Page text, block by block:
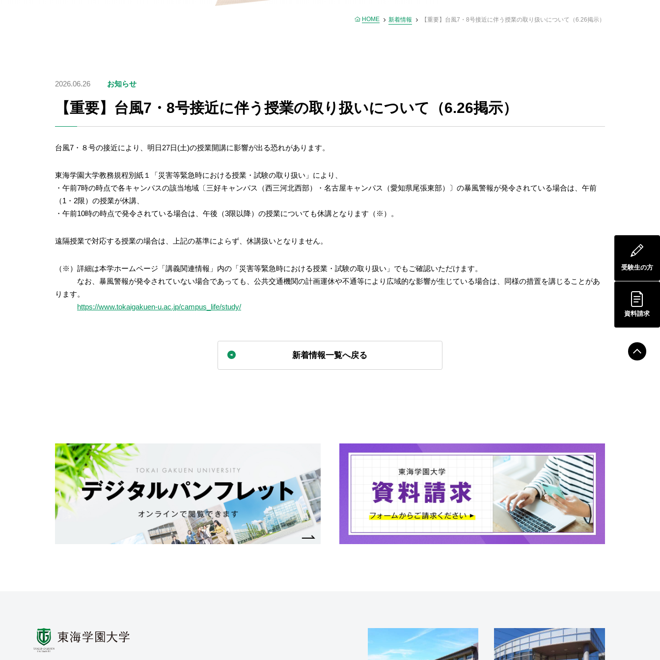
HOME 新着情報 【重要】台風7・8号接近に伴う授業の取り扱いについて（6.26掲示）
2026.06.26 お知らせ
【重要】台風7・8号接近に伴う授業の取り扱いについて（6.26掲示）
台風7・８号の接近により、明日27日(土)の授業開講に影響が出る恐れがあります。
東海学園大学教務規程別紙１「災害等緊急時における授業・試験の取り扱い」により、
・午前7時の時点で各キャンパスの該当地域〔三好キャンパス（西三河北西部）・名古屋キャンパス（愛知県尾張東部）〕の暴風警報が発令されている場合は、午前
（1・2限）の授業が休講、
・午前10時の時点で発令されている場合は、午後（3限以降）の授業についても休講となります（※）。
遠隔授業で対応する授業の場合は、上記の基準によらず、休講扱いとなりません。
（※）詳細は本学ホームページ「講義関連情報」内の「災害等緊急時における授業・試験の取り扱い」でもご確認いただけます。
なお、暴風警報が発令されていない場合であっても、公共交通機関の計画運休や不通等により広域的な影響が生じている場合は、同様の措置を講じることがあ
ります。
https://www.tokaigakuen-u.ac.jp/campus_life/study/
新着情報一覧へ戻る
受験生の方
資料請求